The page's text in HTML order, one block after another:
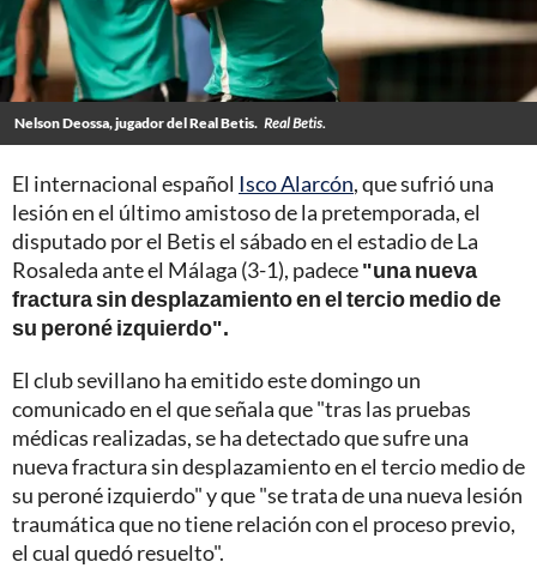
Nelson Deossa, jugador del Real Betis. Real Betis.
El internacional español Isco Alarcón, que sufrió una
lesión en el último amistoso de la pretemporada, el
disputado por el Betis el sábado en el estadio de La
Rosaleda ante el Málaga (3-1), padece"una nueva
fractura sin desplazamiento en el tercio medio de
su peroné izquierdo".
El club sevillano ha emitido este domingo un
comunicado en el que señala que "tras las pruebas
médicas realizadas, se ha detectado que sufre una
nueva fractura sin desplazamiento en el tercio medio de
su peroné izquierdo" y que "se trata de una nueva lesión
traumática que no tiene relación con el proceso previo,
el cual quedó resuelto".